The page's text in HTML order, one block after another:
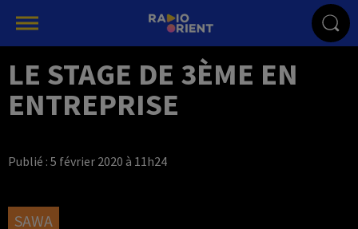
LE STAGE DE 3ÈME EN
ENTREPRISE
Publié : 5 février 2020 à 11h24
SAWA